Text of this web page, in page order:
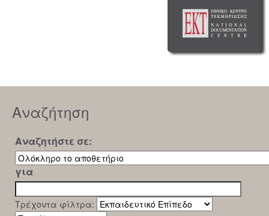
Αναζήτηση
Αναζητήστε σε:
για
Τρέχοντα φίλτρα: